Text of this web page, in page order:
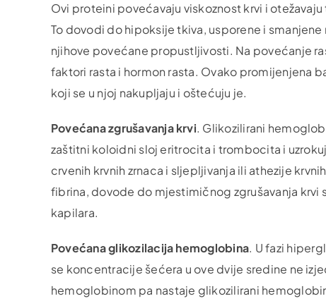
Ovi proteini povećavaju viskoznost krvi i
To dovodi do hipoksije tkiva, usporene i
njihove povećane propustljivosti. Na povećanje
faktori rasta i hormon rasta. Ovako promijenjena
koji se u njoj nakupljaju i oštećuju je.
Povećana zgrušavanja krvi. Glikozilirani
zaštitni koloidni sloj eritrocita i trombocita i
crvenih krvnih zrnaca i sljepljivanja ili athezije
fibrina, dovode do mjestimičnog zgrušavanja krvi
kapilara.
Povećana glikozilacija hemoglobina. U fazi
se koncentracije šećera u ove dvije sredine ne
hemoglobinom pa nastaje glikozilirani